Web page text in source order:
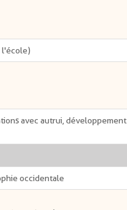
l'école)
avec autrui, développement
occidentale